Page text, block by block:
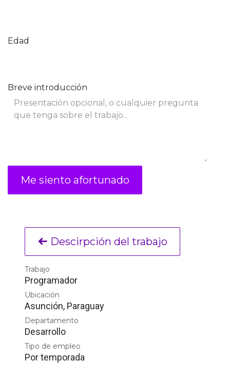
Edad
Breve introducción
Me siento afortunado
Descirpción del trabajo
Trabajo
Programador
Ubicación
Asunción, Paraguay
Departamento
Desarrollo
Tipo de empleo
Por temporada